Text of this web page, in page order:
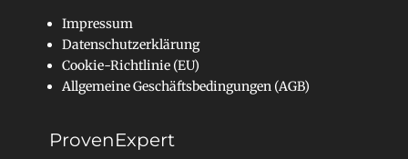
Impressum
Datenschutzerklärung
Cookie-Richtlinie (EU)
Allgemeine Geschäftsbedingungen (AGB)
ProvenExpert